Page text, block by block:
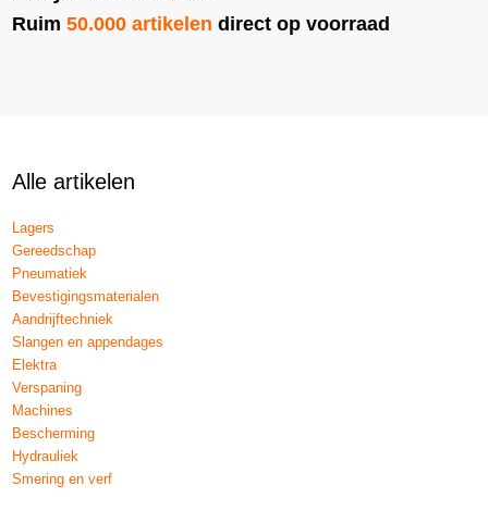
Ruim50.000 artikelen direct op voorraad
Alle artikelen
Lagers
Gereedschap
Pneumatiek
Bevestigingsmaterialen
Aandrijftechniek
Slangen en appendages
Elektra
Verspaning
Machines
Bescherming
Hydrauliek
Smering en verf